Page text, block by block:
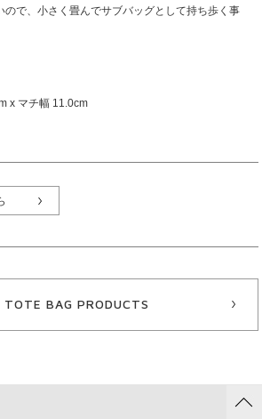
ので、小さく畳んでサブバッグとして持ち歩く事
x マチ幅 11.0cm
TOTE BAG PRODUCTS